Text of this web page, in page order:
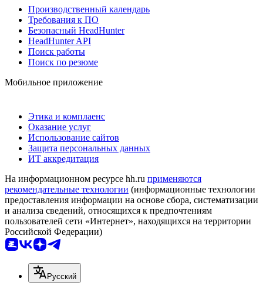
Производственный календарь
Требования к ПО
Безопасный HeadHunter
HeadHunter API
Поиск работы
Поиск по резюме
Мобильное приложение
Этика и комплаенс
Оказание услуг
Использование сайтов
Защита персональных данных
ИТ аккредитация
На информационном ресурсе hh.ru применяются
рекомендательные технологии (информационные технологии
предоставления информации на основе сбора, систематизации
и анализа сведений, относящихся к предпочтениям
пользователей сети «Интернет», находящихся на территории
Российской Федерации)
Русский